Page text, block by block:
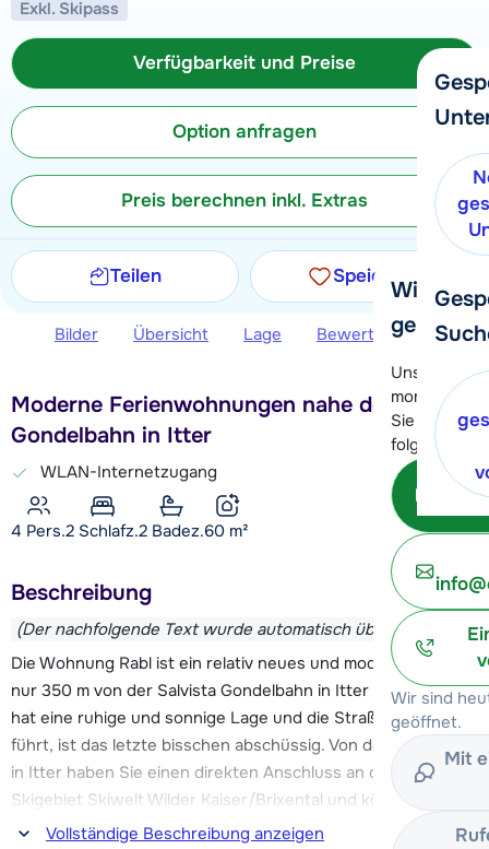
Wir
gerne
Unser
momentan
Sie können
folgenden
Wir sind
geöffnet.
Mit
Exkl. Skipass
Verfügbarkeit und Preise
Option anfragen
Preis berechnen inkl. Extras
Teilen Speichern
Bilder Übersicht Lage Bewertungen
Moderne Ferienwohnungen nahe der
Gondelbahn in Itter
WLAN-Internetzugang
4 Pers.2 Schlafz.2 Badez.60 m²
Beschreibung
(Der nachfolgende Text wurde automatisch übersetzt)
Die Wohnung Rabl ist ein relativ neues und modernes Haus
nur 350 m von der Salvista Gondelbahn in Itter entfernt. Es
hat eine ruhige und sonnige Lage und die Straße, die dorthin
führt, ist das letzte bisschen abschüssig. Von der Talstation
in Itter haben Sie einen direkten Anschluss an das gesamte
Skigebiet Skiwelt Wilder Kaiser/Brixental und können am
Ende des Tages bis zur Talstation fahren.
Vollständige Beschreibung anzeigen